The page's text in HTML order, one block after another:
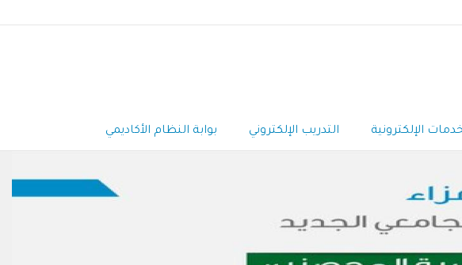
الإلكترونية التدريب الإلكتروني بوابة النظام الأكاديمي